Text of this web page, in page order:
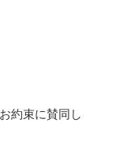
約束に賛同し